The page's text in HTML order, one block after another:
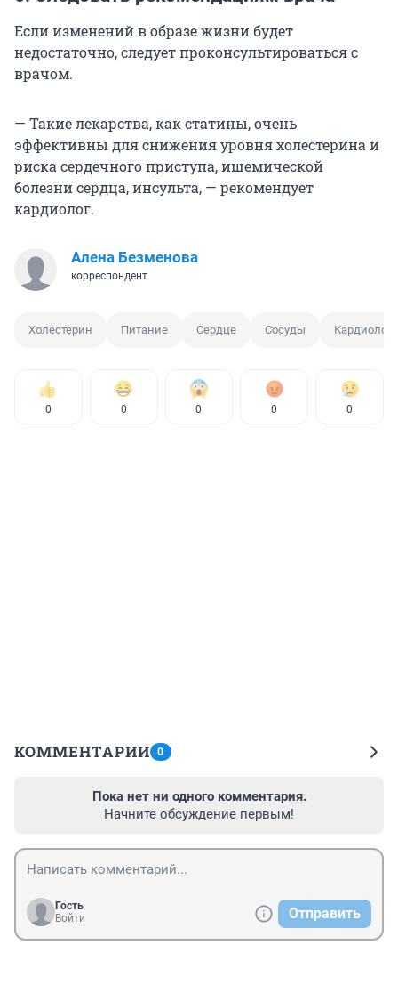
Если изменений в образе жизни будет
недостаточно, следует проконсультироваться с
врачом.
— Такие лекарства, как статины, очень
эффективны для снижения уровня холестерина и
риска сердечного приступа, ишемической
болезни сердца, инсульта, — рекомендует
кардиолог.
Алена Безменова
корреспондент
Холестерин Питание Сердце Сосуды Кардиолог
0 0 0 0 0
КОММЕНТАРИИ 0
Пока нет ни одного комментария.
Начните обсуждение первым!
Гость
Войти
Отправить